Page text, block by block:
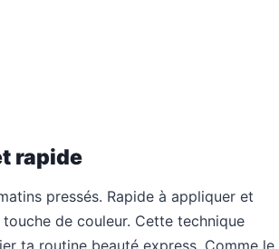
rapide
pressés. Rapide à appliquer et
de couleur. Cette technique
ta routine beauté express. Comme le